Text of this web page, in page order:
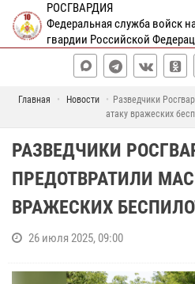
РОСГВАРДИЯ
Федеральная служба войск
гвардии Российской
Главная Новости
Разведчики
атаку вражеских
РАЗВЕДЧИКИ
ПРЕДОТВРАТИЛИ
ВРАЖЕСКИХ
26 июля 2025, 09:00